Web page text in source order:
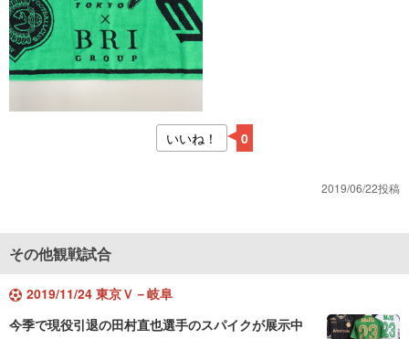
いいね！ 0
2019/06/22投稿
その他観戦試合
2019/11/24 東京Ｖ－岐阜
今季で現役引退の田村直也選手のスパイクが展示中